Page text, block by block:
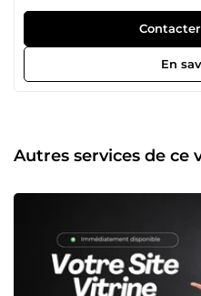
je transforme votre
de croissance. 🎯 Notre
pas de bla-bla. 📈 Notre
business + Notre expertise
aide à optimiser votre
marketing digital pour créer
sur-mesure. 💡 Pourquoi
réactivité et suivi
un partenariat gagnant-
maintenant pour propulser
En
Autres services de ce